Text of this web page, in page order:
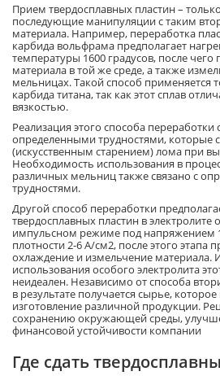
Прием твердосплавных пластин –
последующие манипуляции с таким
материала. Например, переработка
карбида вольфрама предполагает
температуры 1600 градусов, после
материала в той же среде, а также
мельницах. Такой способ применяется
карбида титана, так как этот сплав
вязкостью.
Реализация этого способа переработки
определенными трудностями, которые
(искусственным старением) лома при
Необходимость использования в
различных мельниц также связано с
трудностями.
Другой способ переработки
твердосплавных пластин в электролите
импульсном режиме под напряжением
плотности 2-6 А/см2, после этого этапа
охлаждение и измельчение материала.
использования особого электролита
неидеален. Независимо от способа
в результате получается сырье,
изготовление различной продукции.
сохранению окружающей среды,
финансовой устойчивости компании
Где сдать